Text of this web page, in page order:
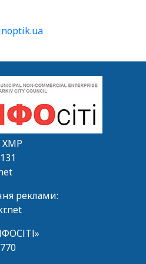
ХМР
реклами: